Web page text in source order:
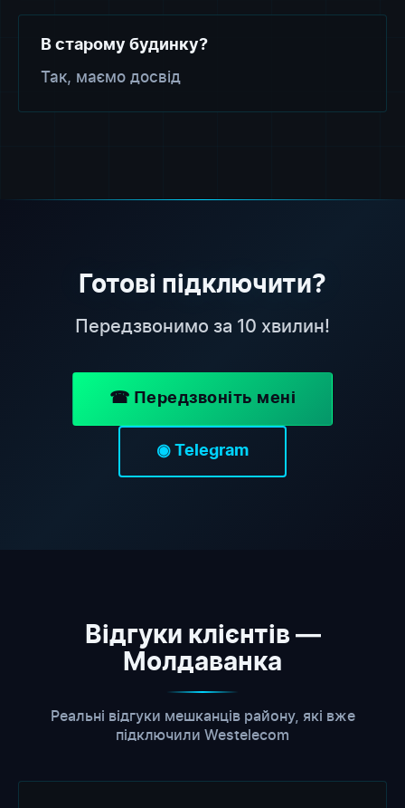
В старому будинку?
Так, маємо досвід
Готові підключити?
Передзвонимо за 10 хвилин!
☎ Передзвоніть мені
◉ Telegram
Відгуки клієнтів —
Молдаванка
Реальні відгуки мешканців району, які вже
підключили Westelecom